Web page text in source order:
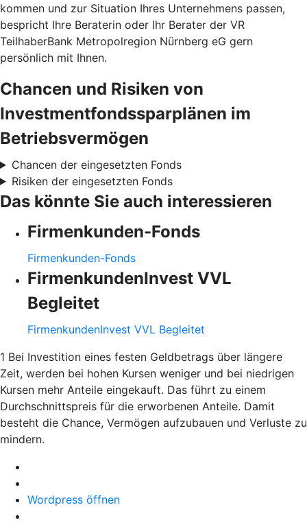
kommen und zur Situation Ihres Unternehmens passen,
bespricht Ihre Beraterin oder Ihr Berater der VR
TeilhaberBank Metropolregion Nürnberg eG gern
persönlich mit Ihnen.
Chancen und Risiken von
Investmentfondssparplänen im
Betriebsvermögen
Chancen der eingesetzten Fonds
Risiken der eingesetzten Fonds
Das könnte Sie auch interessieren
Firmenkunden-Fonds
Firmenkunden-Fonds
FirmenkundenInvest VVL
Begleitet
FirmenkundenInvest VVL Begleitet
1 Bei Investition eines festen Geldbetrags über längere
Zeit, werden bei hohen Kursen weniger und bei niedrigen
Kursen mehr Anteile eingekauft. Das führt zu einem
Durchschnittspreis für die erworbenen Anteile. Damit
besteht die Chance, Vermögen aufzubauen und Verluste zu
mindern.
Wordpress öffnen